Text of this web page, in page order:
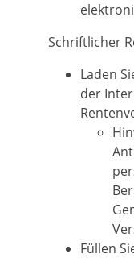
Schriftlicher
Laden
der
Füllen